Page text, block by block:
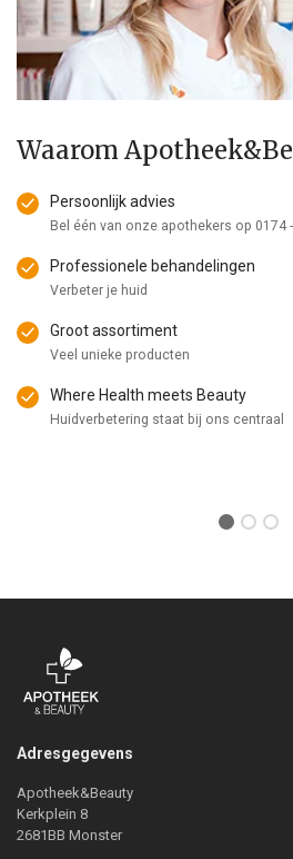
Waarom
Persoonlijk advies
Bel één van onze apothekers op 0174
Professionele behandelingen
Verbeter je huid
Groot assortiment
Veel unieke producten
Where Health meets Beauty
Huidverbetering staat bij ons centraal
Adresgegevens
Apotheek&Beauty
Kerkplein 8
2681BB Monster